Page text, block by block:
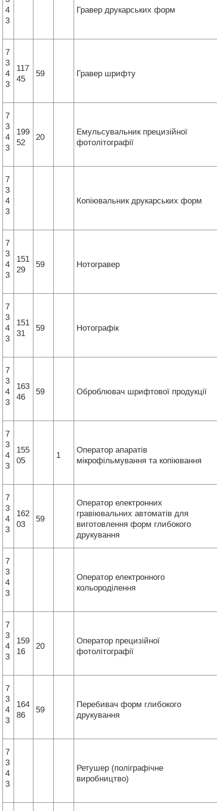
4
3
Гравер друкарських форм
7
3
4
3
117
45
59 Гравер шрифту
7
3
4
3
199
52
20
Емульсувальник прецизійної
фотолітографії
7
3
4
3
Копіювальник друкарських форм
7
3
4
3
151
29
59 Нотогравер
7
3
4
3
151
31
59 Нотографік
7
3
4
3
163
46
59 Оброблювач шрифтової продукції
7
3
4
3
155
05
1
Оператор апаратів
мікрофільмування та копіювання
7
3
4
3
162
03
59
Оператор електронних
гравіювальних автоматів для
виготовлення форм глибокого
друкування
7
3
4
3
Оператор електронного
кольороділення
7
3
4
3
159
16
20
Оператор прецизійної
фотолітографії
7
3
4
3
164
86
59
Перебивач форм глибокого
друкування
7
3
4
3
Ретушер (поліграфічне
виробництво)